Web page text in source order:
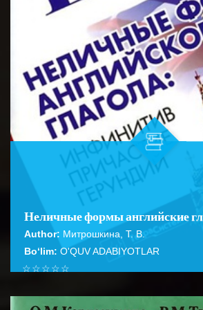
Неличные формы английские
Author: Митрошкина, Т. В.
Bo‘lim: O'QUV ADABIYOTLAR
☆
☆
☆
☆
☆
Справочник содержит подробное